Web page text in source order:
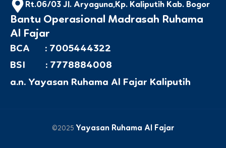
Rt.06/03 Jl. Aryaguna,Kp. Kaliputih Kab. Bogor
Bantu Operasional Madrasah Ruhama
Al Fajar
BCA : 7005444322
BSI : 7778884008
a.n. Yayasan Ruhama Al Fajar Kaliputih
©2025 Yayasan Ruhama Al Fajar